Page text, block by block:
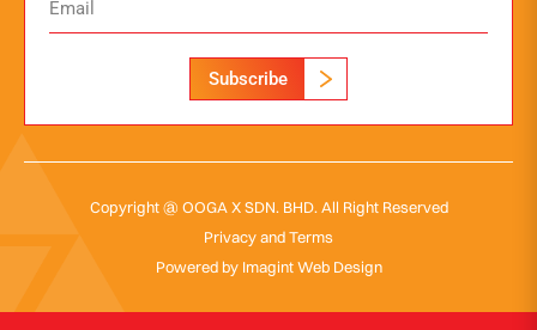
Subscribe
Copyright @ OOGA X SDN. BHD. All Right Reserved
Privacy and Terms
Powered by Imagint Web Design